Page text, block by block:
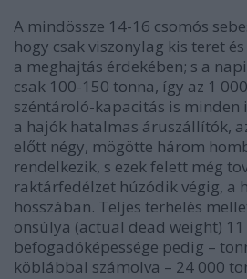
A mindössze 14-16 csomós
hogy csak viszonylag kis teret
a meghajtás érdekében; s a
csak 100-150 tonna, így az 1
széntároló-kapacitás is minden
a hajók hatalmas áruszállítók,
előtt négy, mögötte három
rendelkezik, s ezek felett még
raktárfedélzet húzódik végig, a
hosszában. Teljes terhelés
önsúlya (actual dead weight)
befogadóképessége pedig –
köblábbal számolva – 24 000